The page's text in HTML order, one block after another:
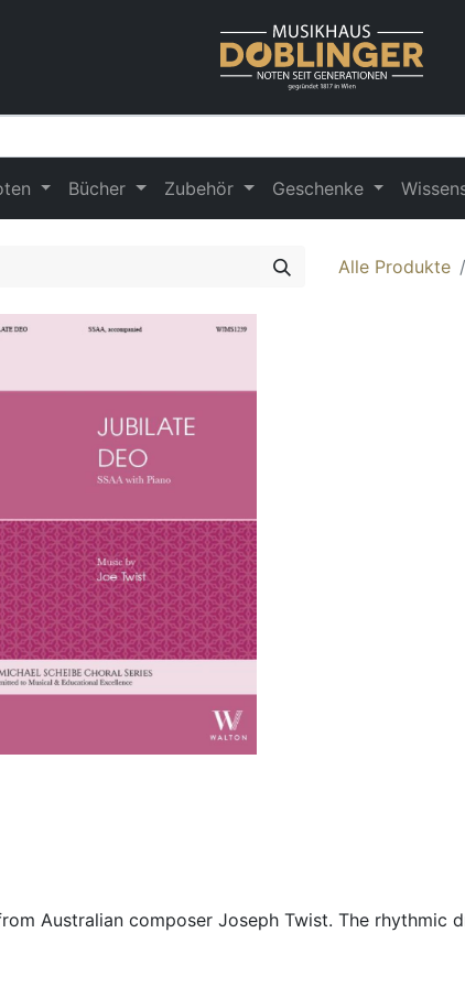
Bücher Zubehör Geschenke
Alle Produkte
Australian composer Joseph Twist. The rhythmic